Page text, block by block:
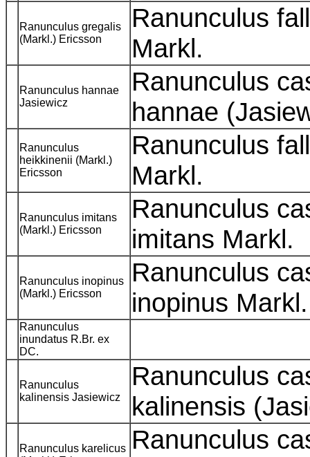
Ranunculus gregalis
(Markl.) Ericsson
Ranunculus
Markl.
Ranunculus hannae
Jasiewicz
Ranunculus
hannae
Ranunculus
heikkinenii (Markl.)
Ericsson
Ranunculus
Markl.
Ranunculus imitans
(Markl.) Ericsson
Ranunculus
imitans Markl.
Ranunculus inopinus
(Markl.) Ericsson
Ranunculus
inopinus
Ranunculus
inundatus R.Br. ex
DC.
Ranunculus
kalinensis Jasiewicz
Ranunculus
kalinensis
Ranunculus karelicus
Ranunculus